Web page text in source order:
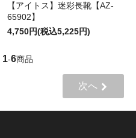
【アイトス】迷彩長靴【AZ-
65902】
4,750円(税込5,225円)
1-6商品
次へ